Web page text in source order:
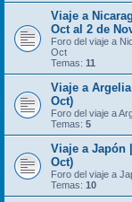
Viaje a
Oct al 2 de
Foro del viaje a
Oct
Temas: 11
Viaje a
Oct)
Foro del viaje a
Temas: 5
Viaje a Japón
Oct)
Foro del viaje a
Temas: 10